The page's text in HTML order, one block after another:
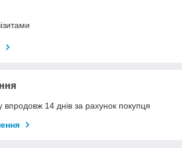
14 днів за рахунок покупця